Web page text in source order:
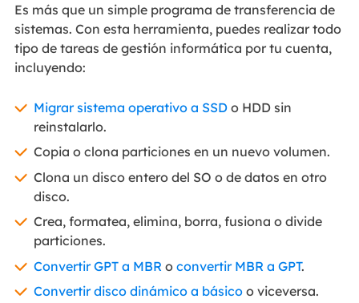
Es más que un simple programa de transferencia de
sistemas. Con esta herramienta, puedes realizar todo
tipo de tareas de gestión informática por tu cuenta,
incluyendo:
Migrar sistema operativo a SSDo HDD sin
reinstalarlo.
Copia o clona particiones en un nuevo volumen.
Clona un disco entero del SO o de datos en otro
disco.
Crea, formatea, elimina, borra, fusiona o divide
particiones.
Convertir GPT a MBR o convertir MBR a GPT.
Convertir disco dinámico a básicoo viceversa.